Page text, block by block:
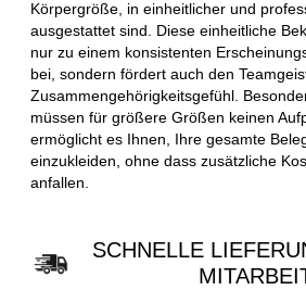
Körpergröße, in einheitlicher und
ausgestattet sind. Diese einheitliche
nur zu einem konsistenten
bei, sondern fördert auch den
Zusammengehörigkeitsgefühl.
müssen für größere Größen keinen
ermöglicht es Ihnen, Ihre gesamte
einzukleiden, ohne dass zusätzliche
anfallen.
SCHNELLE